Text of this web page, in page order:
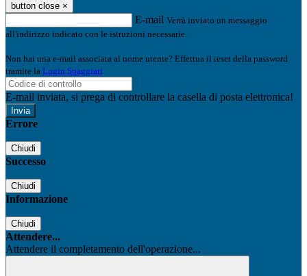
button close ×
E-mail Verrà inviato un messaggio
all'indirizzo indicato con le istruzioni necessarie.
Non hai una e-mail associata al nome utente? Effettua il reset della password
tramite la Login Spaggiari
E-mail inviata, si prega di controllare la casella di posta elettronica!
Errore
Chiudi
Successo
Chiudi
Informazione
Chiudi
Attendere...
Attendere il completamento dell'operazione...